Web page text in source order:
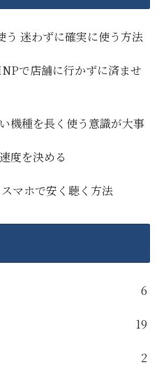
迷わずに確実に使う方法
で店舗に行かずに済ませ
機種を長く使う意識が大事
度を決める
マホで安く聴く方法
6
19
2